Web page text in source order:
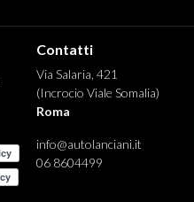
Contatti
Via Salaria, 421
(Incrocio Viale Somalia)
Roma
info@autolanciani.it
06 8604499